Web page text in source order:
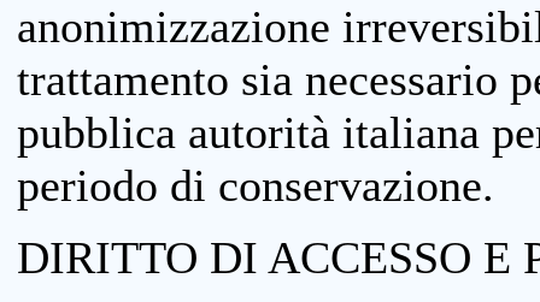
anonimizzazione
trattamento sia necessario
pubblica autorità italiana
periodo di conservazione.
DIRITTO DI ACCESSO